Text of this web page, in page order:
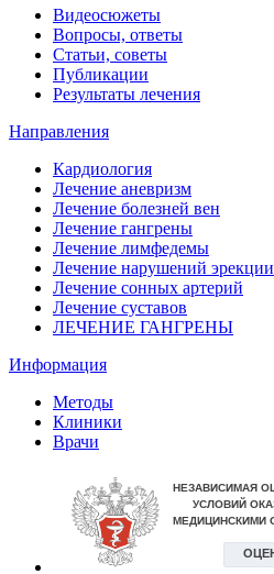
Видеосюжеты
Вопросы, ответы
Статьи, советы
Публикации
Результаты лечения
Направления
Кардиология
Лечение аневризм
Лечение болезней вен
Лечение гангрены
Лечение лимфедемы
Лечение нарушений эрекции
Лечение сонных артерий
Лечение суставов
ЛЕЧЕНИЕ ГАНГРЕНЫ
Информация
Методы
Клиники
Врачи